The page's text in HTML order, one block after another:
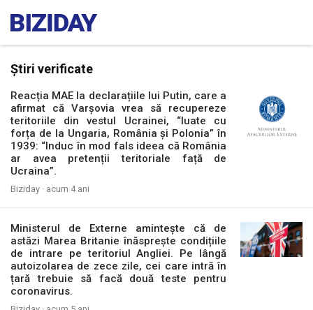
Știri verificate
Reacția MAE la declarațiile lui Putin, care a
afirmat că Varșovia vrea să recupereze
teritoriile din vestul Ucrainei, “luate cu
forța de la Ungaria, România și Polonia” în
1939: “Induc în mod fals ideea că România
ar avea pretenții teritoriale față de
Ucraina”.
Biziday · acum 4 ani
Ministerul de Externe amintește că de
astăzi Marea Britanie înăsprește condițiile
de intrare pe teritoriul Angliei. Pe lângă
autoizolarea de zece zile, cei care intră în
țară trebuie să facă două teste pentru
coronavirus.